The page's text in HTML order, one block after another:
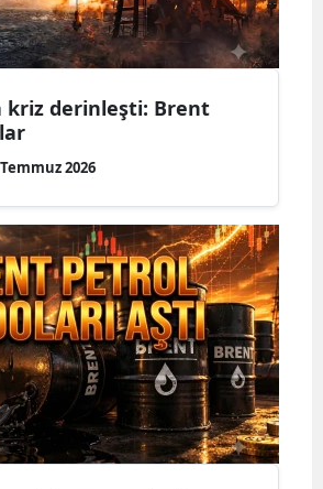
kriz derinleşti: Brent
2026